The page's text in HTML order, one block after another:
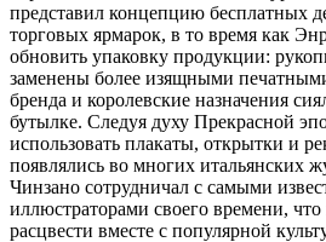
представил концепцию бесплатных
торговых ярмарок, в то время как
обновить упаковку продукции:
заменены более изящными
бренда и королевские назначения
бутылке. Следуя духу Прекрасной
использовать плакаты, открытки и
появлялись во многих итальянских
Чинзано сотрудничал с самыми
иллюстраторами своего времени,
расцвести вместе с популярной